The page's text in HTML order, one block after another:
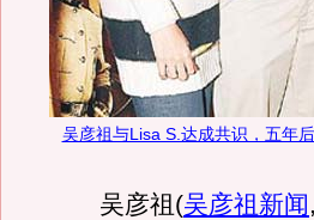
吴彦祖与Lisa S.达成共识，五年后
吴彦祖(吴彦祖新闻,